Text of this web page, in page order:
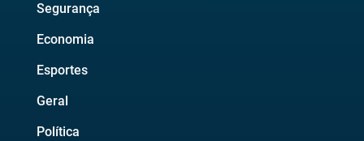
Segurança
Economia
Esportes
Geral
Política